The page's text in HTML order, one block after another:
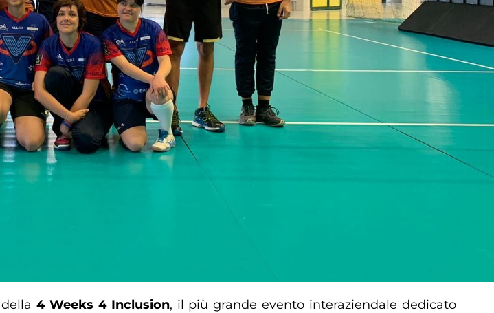
della 4 Weeks 4 Inclusion, il più grande evento interaziendale dedicato